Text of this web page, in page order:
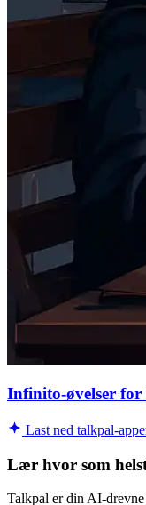
Infinito-øvelser
Last ned talkpal-
Lær hvor som
Talkpal er din AI-